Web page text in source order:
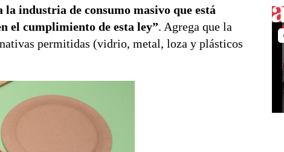
la industria de consumo masivo que está
el cumplimiento de esta ley”. Agrega que la
permitidas (vidrio, metal, loza y plásticos